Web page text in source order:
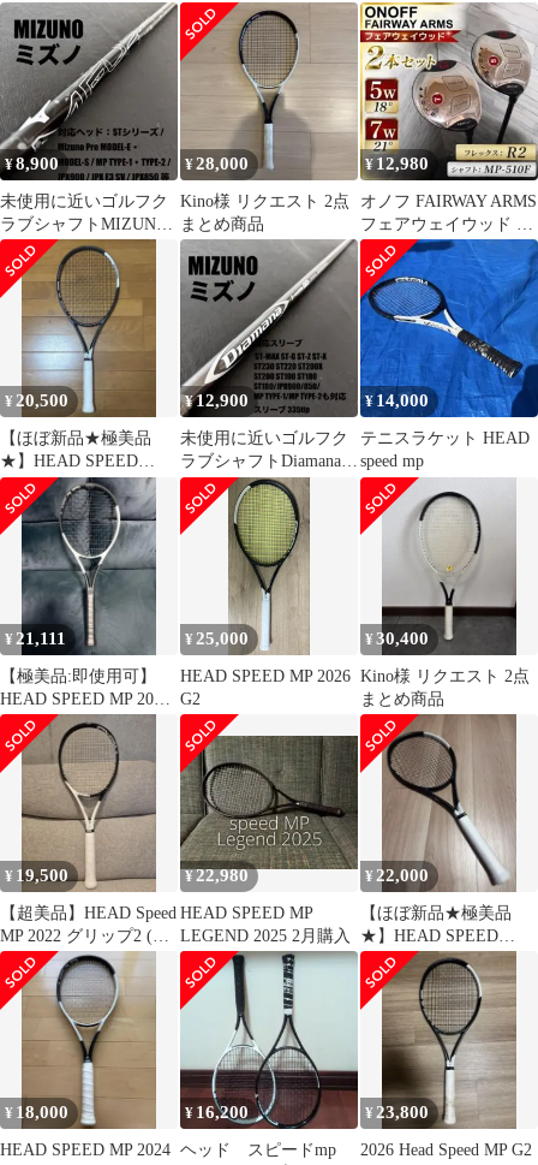
1/4
ニスラケット
¥8,900
未使用に近いゴルフク
ラブシャフトMIZUNO
ミズノMFUSION D37-R
¥28,000
Kino様 リクエスト 2点
まとめ商品
¥12,980
オノフ FAIRWAY ARMS
フェアウェイウッド 2
本セット 5W 7W
¥20,500
【ほぼ新品★極美品
★】HEAD SPEED
MPL（G2）
¥12,900
未使用に近いゴルフク
ラブシャフトDiamanaデ
ィアマナD-LIMITEDミ
ズノ
¥ 14,000
テニスラケット HEAD
speed mp
¥ 21,111
【極美品:即使用可】
HEAD SPEED MP 2024
G2
¥ 25,000
HEAD SPEED MP 2026
G2
¥30,400
Kino様 リクエスト 2点
まとめ商品
¥ 19,500
【超美品】HEAD Speed
MP 2022 グリップ2 (ス
ピードMP)
¥22,980
HEAD SPEED MP
LEGEND 2025 2月購入
¥ 22,000
【ほぼ新品★極美品
★】HEAD SPEED
MPL（G2）
¥ 18,000
HEAD SPEED MP 2024
¥ 16,200
ヘッド スピードmp
¥ 23,800
2026 Head Speed MP G2